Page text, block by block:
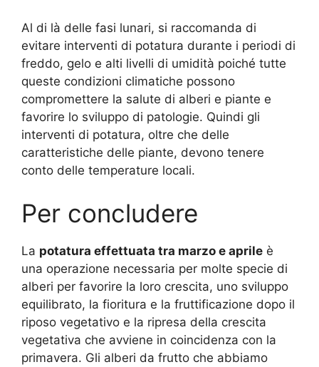
Al di là delle fasi lunari, si raccomanda di
evitare interventi di potatura durante i periodi di
freddo, gelo e alti livelli di umidità poiché tutte
queste condizioni climatiche possono
compromettere la salute di alberi e piante e
favorire lo sviluppo di patologie. Quindi gli
interventi di potatura, oltre che delle
caratteristiche delle piante, devono tenere
conto delle temperature locali.
Per concludere
La potatura effettuata tra marzo e aprile è
una operazione necessaria per molte specie di
alberi per favorire la loro crescita, uno sviluppo
equilibrato, la fioritura e la fruttificazione dopo il
riposo vegetativo e la ripresa della crescita
vegetativa che avviene in coincidenza con la
primavera. Gli alberi da frutto che abbiamo